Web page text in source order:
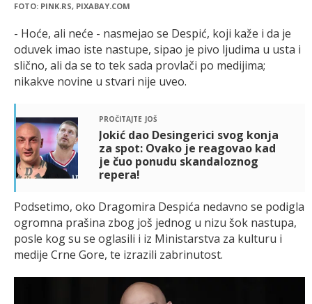
FOTO: PINK.RS, PIXABAY.COM
- Hoće, ali neće - nasmejao se Despić, koji kaže i da je
oduvek imao iste nastupe, sipao je pivo ljudima u usta i
slično, ali da se to tek sada provlači po medijima;
nikakve novine u stvari nije uveo.
pročitajte još
Jokić dao Desingerici svog konja
za spot: Ovako je reagovao kad
je čuo ponudu skandaloznog
repera!
Podsetimo, oko Dragomira Despića nedavno se podigla
ogromna prašina zbog još jednog u nizu šok nastupa,
posle kog su se oglasili i iz Ministarstva za kulturu i
medije Crne Gore, te izrazili zabrinutost.